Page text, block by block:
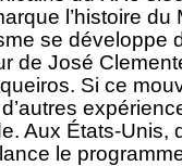
l’histoire
se développe
de José
Si ce
Aux États-Unis,
le